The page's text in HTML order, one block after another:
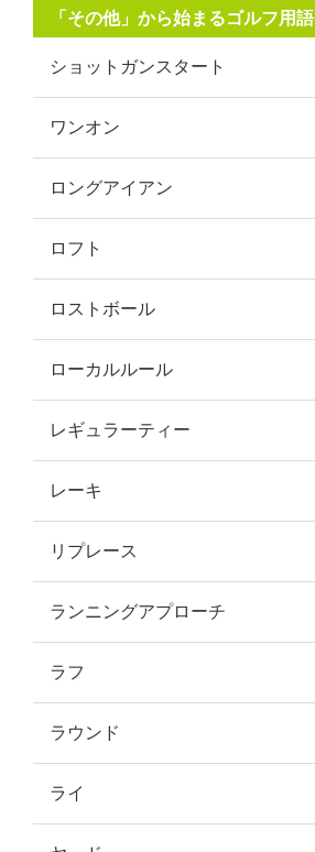
「その他」から始まるゴルフ用語
ショットガンスタート
ワンオン
ロングアイアン
ロフト
ロストボール
ローカルルール
レギュラーティー
レーキ
リプレース
ランニングアプローチ
ラフ
ラウンド
ライ